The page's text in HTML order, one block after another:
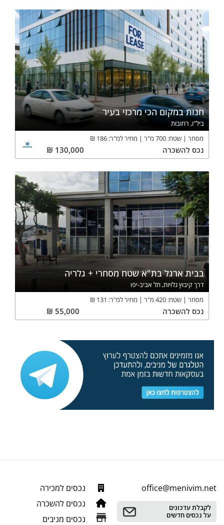
חנות במקום הכי מרכזי בעיר
ביל"ו, רחובות
מסחר
שטח: 700 מ"ר מחיר למ"ר: 186
₪
נכס להשכרה 130,000
₪
בבית ארגל בת"א שטח מסחרי + גלריה
דרך קיבוץ גלויות, תל אביב-יפו
מסחר
שטח: 420 מ"ר מחיר למ"ר: 131
₪
נכס להשכרה 55,000
₪
office@menivim.net
לקבלת עדכונים
על נכסים חדשים
נכסים למכירה
נכסים להשכרה
נכסים מניבים